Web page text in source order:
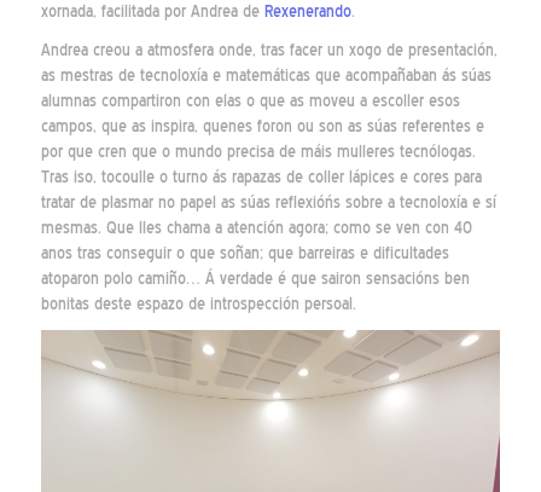
xornada, facilitada por Andrea de Rexenerando.
Andrea creou a atmosfera onde, tras facer un xogo de presentación,
as mestras de tecnoloxía e matemáticas que acompañaban ás súas
alumnas compartiron con elas o que as moveu a escoller esos
campos, que as inspira, quenes foron ou son as súas referentes e
por que cren que o mundo precisa de máis mulleres tecnólogas.
Tras iso, tocoulle o turno ás rapazas de coller lápices e cores para
tratar de plasmar no papel as súas reflexióńs sobre a tecnoloxía e sí
mesmas. Que lles chama a atención agora; como se ven con 40
anos tras conseguir o que soñan; que barreiras e dificultades
atoparon polo camiño… Á verdade é que sairon sensacións ben
bonitas deste espazo de introspección persoal.